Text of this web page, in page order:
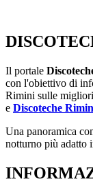
Il portale
con l'obiettivo di
Rimini sulle migliori
e Discoteche
Una panoramica
notturno più adatto